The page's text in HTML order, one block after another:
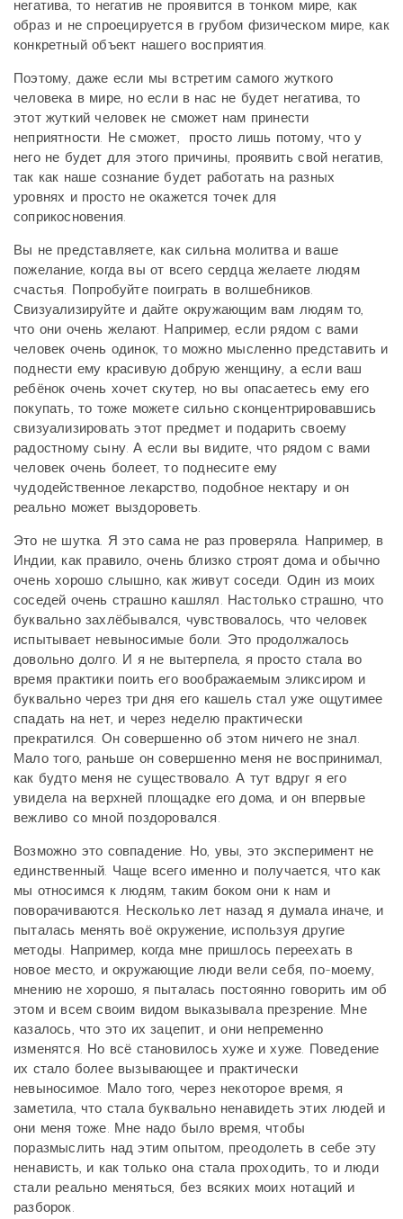
негатива, то негатив не проявится в тонком мире, как
образ и не спроецируется в грубом физическом мире, как
конкретный объект нашего восприятия.
Поэтому, даже если мы встретим самого жуткого
человека в мире, но если в нас не будет негатива, то
этот жуткий человек не сможет нам принести
неприятности. Не сможет, просто лишь потому, что у
него не будет для этого причины, проявить свой негатив,
так как наше сознание будет работать на разных
уровнях и просто не окажется точек для
соприкосновения.
Вы не представляете, как сильна молитва и ваше
пожелание, когда вы от всего сердца желаете людям
счастья. Попробуйте поиграть в волшебников.
Свизуализируйте и дайте окружающим вам людям то,
что они очень желают. Например, если рядом с вами
человек очень одинок, то можно мысленно представить и
поднести ему красивую добрую женщину, а если ваш
ребёнок очень хочет скутер, но вы опасаетесь ему его
покупать, то тоже можете сильно сконцентрировавшись
свизуализировать этот предмет и подарить своему
радостному сыну. А если вы видите, что рядом с вами
человек очень болеет, то поднесите ему
чудодейственное лекарство, подобное нектару и он
реально может выздороветь.
Это не шутка. Я это сама не раз проверяла. Например, в
Индии, как правило, очень близко строят дома и обычно
очень хорошо слышно, как живут соседи. Один из моих
соседей очень страшно кашлял. Настолько страшно, что
буквально захлёбывался, чувствовалось, что человек
испытывает невыносимые боли. Это продолжалось
довольно долго. И я не вытерпела, я просто стала во
время практики поить его воображаемым эликсиром и
буквально через три дня его кашель стал уже ощутимее
спадать на нет, и через неделю практически
прекратился. Он совершенно об этом ничего не знал.
Мало того, раньше он совершенно меня не воспринимал,
как будто меня не существовало. А тут вдруг я его
увидела на верхней площадке его дома, и он впервые
вежливо со мной поздоровался.
Возможно это совпадение. Но, увы, это эксперимент не
единственный. Чаще всего именно и получается, что как
мы относимся к людям, таким боком они к нам и
поворачиваются. Несколько лет назад я думала иначе, и
пыталась менять воё окружение, используя другие
методы. Например, когда мне пришлось переехать в
новое место, и окружающие люди вели себя, по-моему,
мнению не хорошо, я пыталась постоянно говорить им об
этом и всем своим видом выказывала презрение. Мне
казалось, что это их зацепит, и они непременно
изменятся. Но всё становилось хуже и хуже. Поведение
их стало более вызывающее и практически
невыносимое. Мало того, через некоторое время, я
заметила, что стала буквально ненавидеть этих людей и
они меня тоже. Мне надо было время, чтобы
поразмыслить над этим опытом, преодолеть в себе эту
ненависть, и как только она стала проходить, то и люди
стали реально меняться, без всяких моих нотаций и
разборок.